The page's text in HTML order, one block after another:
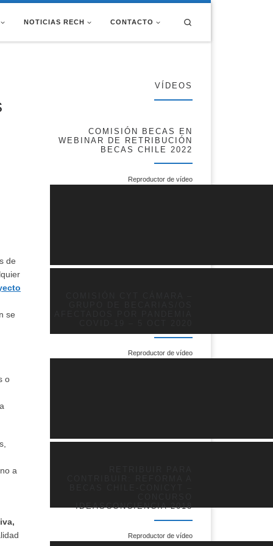
NOTICIAS RECH CONTACTO
de
se
o
a
VÍDEOS
COMISIÓN BECAS EN
WEBINAR DE RETRIBUCIÓN
BECAS CHILE 2022
Reproductor de vídeo
Reproductor de vídeo
IDEASCONCIENCIA 2018
Reproductor de vídeo